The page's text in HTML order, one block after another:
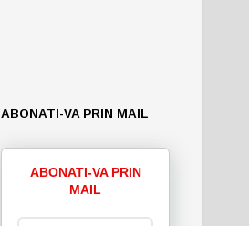
ABONATI-VA PRIN MAIL
ABONATI-VA PRIN
MAIL